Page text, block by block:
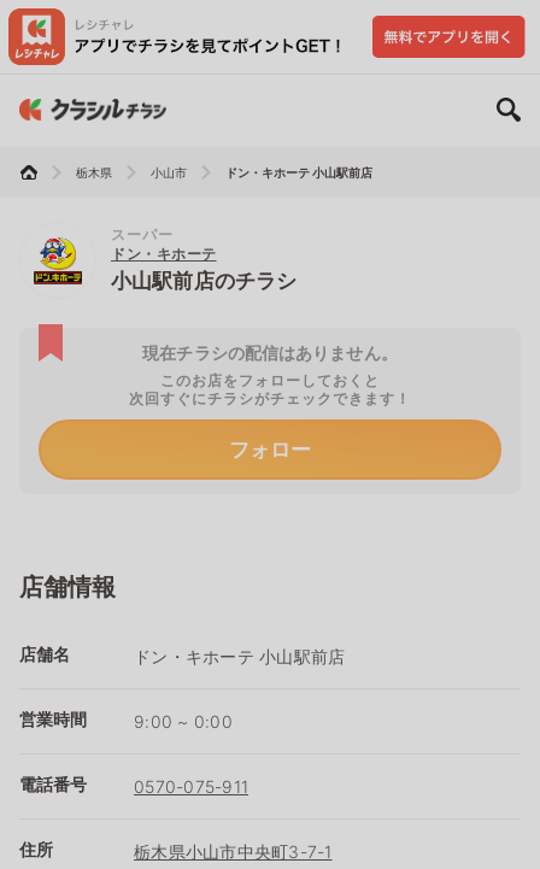
栃木県 小山市 ドン・キホーテ 小山駅前店
スーパー
ドン・キホーテ
小山駅前店のチラシ
現在チラシの配信はありません。
このお店をフォローしておくと
次回すぐにチラシがチェックできます！
フォロー
店舗情報
店舗名 ドン・キホーテ 小山駅前店
営業時間 9:00 ~ 0:00
電話番号 0570-075-911
住所 栃木県小山市中央町3-7-1